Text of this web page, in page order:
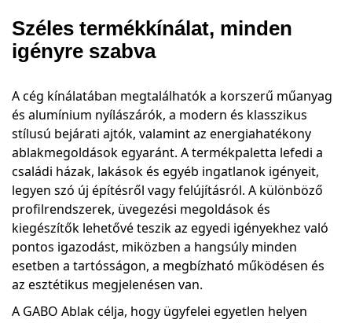
Széles termékkínálat, minden
igényre szabva
A cég kínálatában megtalálhatók a korszerű műanyag
és alumínium nyílászárók, a modern és klasszikus
stílusú bejárati ajtók, valamint az energiahatékony
ablakmegoldások egyaránt. A termékpaletta lefedi a
családi házak, lakások és egyéb ingatlanok igényeit,
legyen szó új építésről vagy felújításról. A különböző
profilrendszerek, üvegezési megoldások és
kiegészítők lehetővé teszik az egyedi igényekhez való
pontos igazodást, miközben a hangsúly minden
esetben a tartósságon, a megbízható működésen és
az esztétikus megjelenésen van.
A GABO Ablak célja, hogy ügyfelei egyetlen helyen